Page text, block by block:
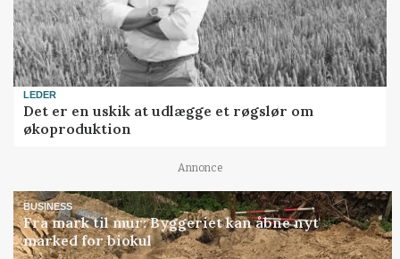
LEDER
Det er en uskik at udlægge et røgslør om
økoproduktion
Annonce
BUSINESS
Fra mark til mur: Byggeriet kan åbne nyt
marked for biokul